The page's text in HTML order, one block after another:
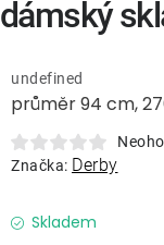
Lavice a
Lehátka
Doplňky
Deštníky
průměr 94 cm,
undefined
Značka: Derby
Skladem
dámský